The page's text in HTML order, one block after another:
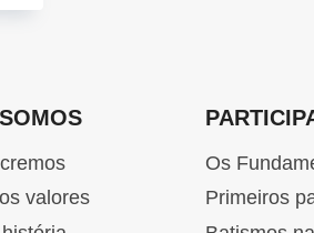
valores
Os
Primeiros